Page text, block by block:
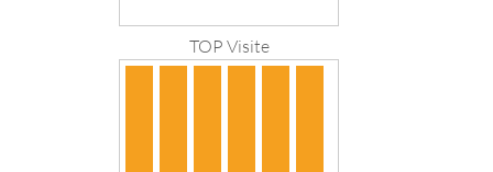
TOP Visite